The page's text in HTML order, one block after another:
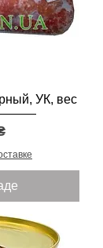
УК, вес